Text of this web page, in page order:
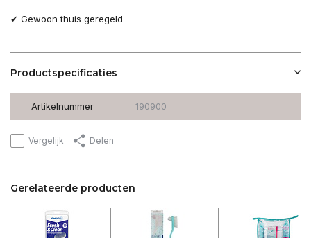
✔ Gewoon thuis geregeld
Productspecificaties
Artikelnummer 190900
Vergelijk Delen
Gerelateerde producten